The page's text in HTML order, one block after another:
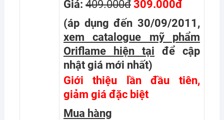
Giá: 409.000đ309.000đ
(áp dụng đến 30/09/2011,
xem catalogue mỹ phẩm
Oriflame hiện tại
để cập
nhật giá mới nhất)
Giới thiệu lần đầu tiên,
giảm giá đặc biệt
Mua hàng